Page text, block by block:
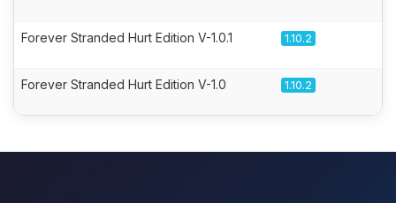
Forever Stranded Hurt Edition V-1.0.1 1.10.2
Forever Stranded Hurt Edition V-1.0 1.10.2